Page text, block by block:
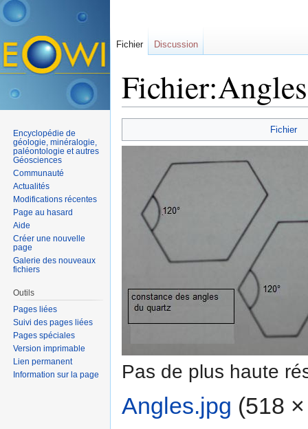
Fichier
Pas de plus haute
Angles.jpg (518
Fichier Discussion
Encyclopédie de
géologie, minéralogie,
paléontologie et autres
Géosciences
Communauté
Actualités
Modifications récentes
Page au hasard
Aide
Créer une nouvelle
page
Galerie des nouveaux
fichiers
Outils
Pages liées
Suivi des pages liées
Pages spéciales
Version imprimable
Lien permanent
Information sur la page